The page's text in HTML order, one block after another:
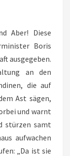
Aber! Diese
Boris
ausgegeben.
an den
die auf
Ast sägen,
und warnt
stürzen samt
aufwachen
„Da ist sie